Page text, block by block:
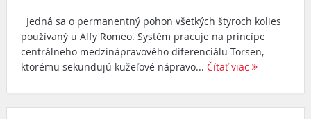
Jedná sa o permanentný pohon všetkých štyroch kolies
používaný u Alfy Romeo. Systém pracuje na princípe
centrálneho medzinápravového diferenciálu Torsen,
ktorému sekundujú kužeľové nápravo... Čítať viac